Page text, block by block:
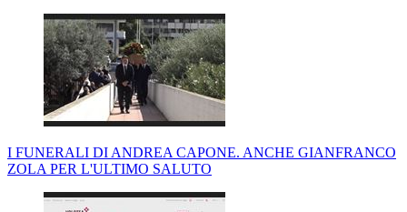
I FUNERALI DI ANDREA CAPONE. ANCHE GIANFRANCO
ZOLA PER L'ULTIMO SALUTO